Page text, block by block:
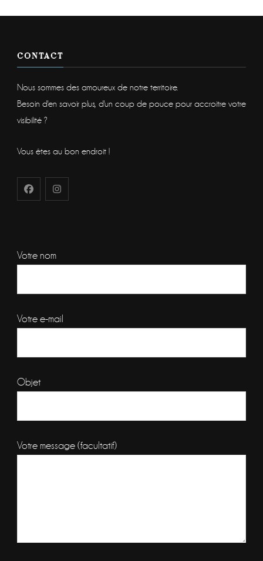
CONTACT
Nous sommes des amoureux de notre territoire.
Besoin d'en savoir plus, d'un coup de pouce pour accroitre votre
visibilité ?
Vous êtes au bon endroit !
Votre nom
Votre e-mail
Objet
Votre message (facultatif)